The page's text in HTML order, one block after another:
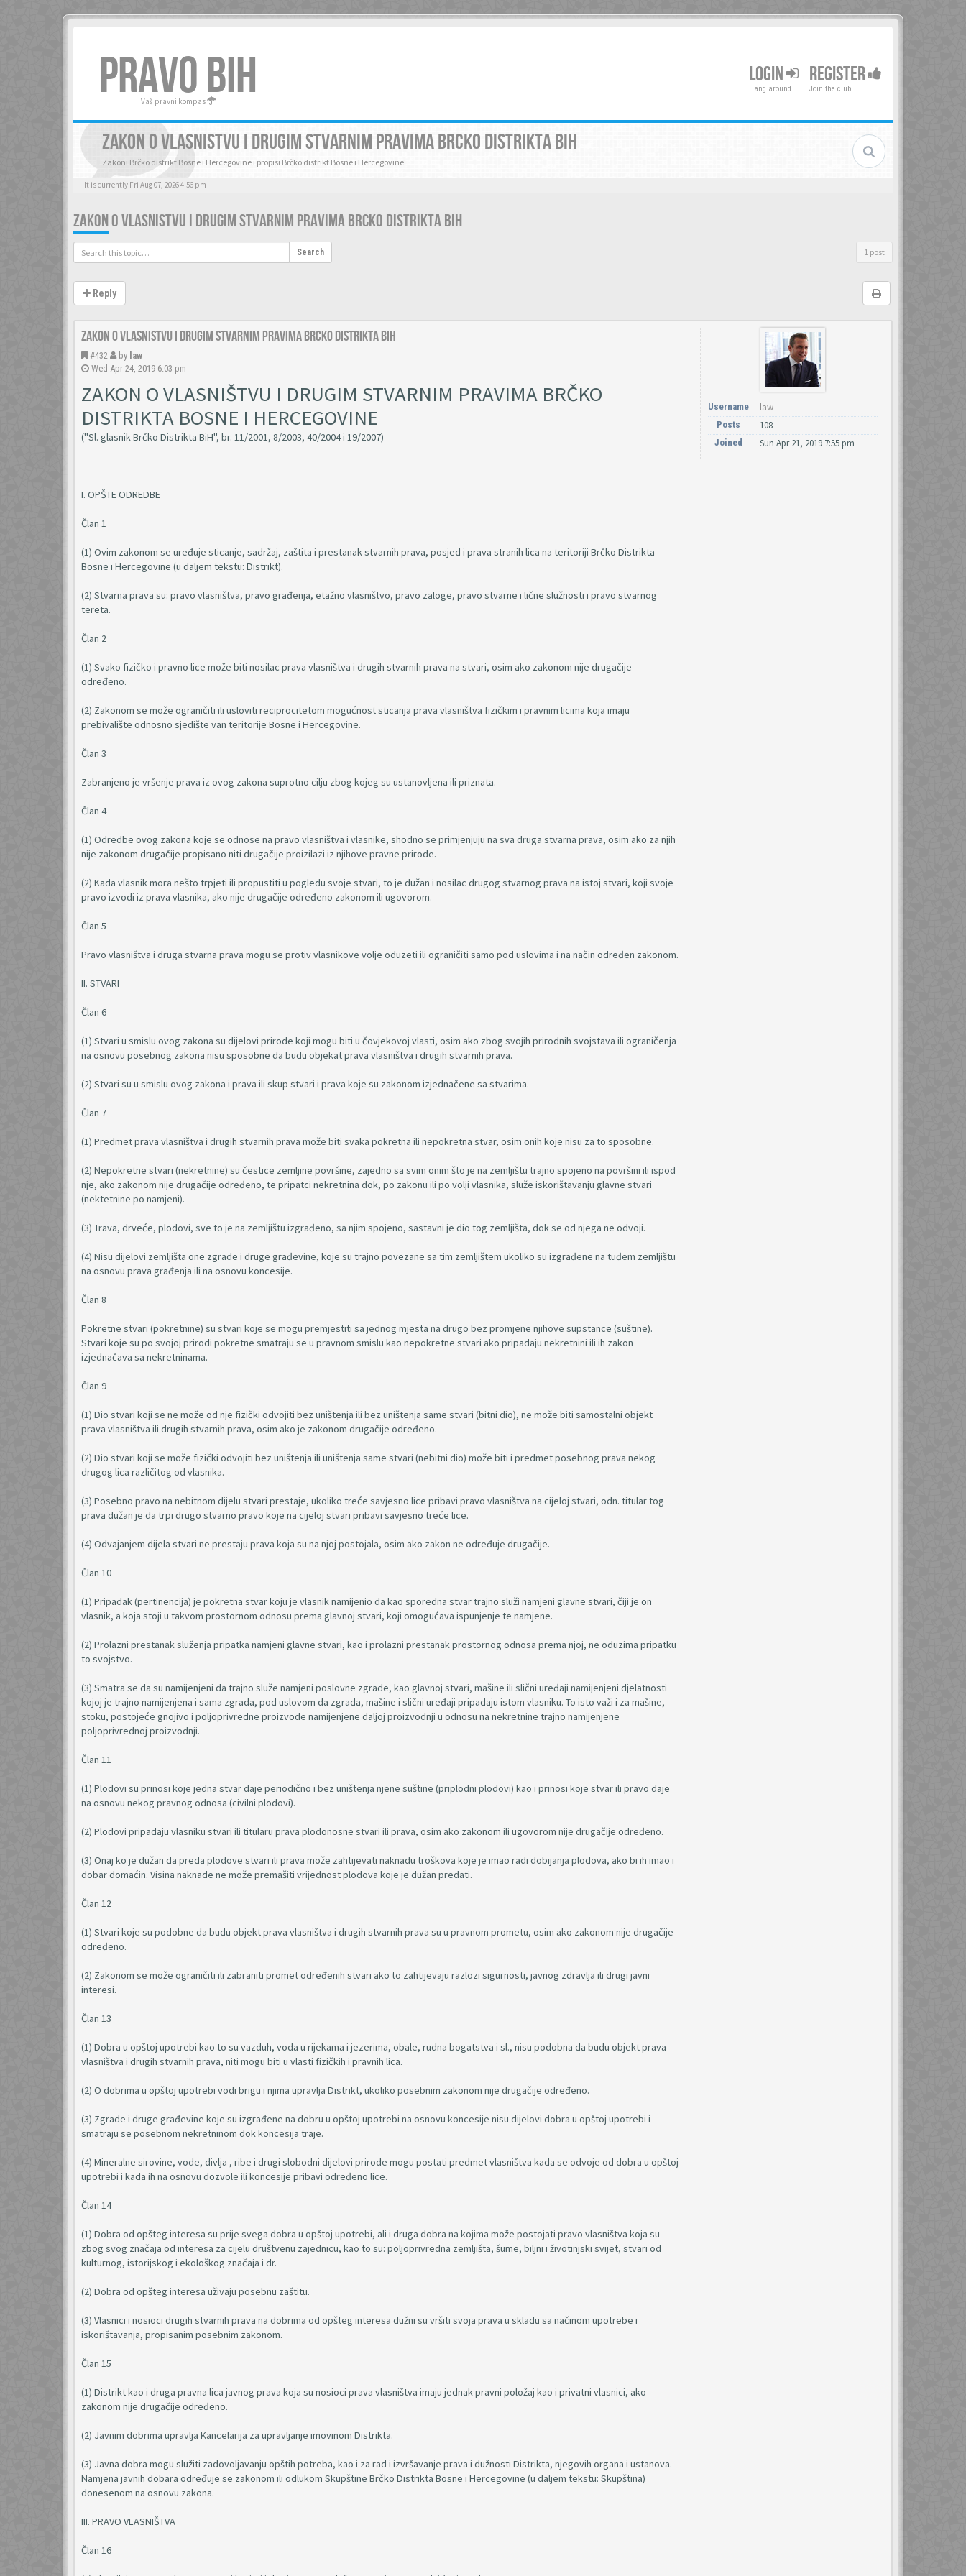
PRAVO BIH
Vaš pravni kompas
LOGIN
Hang around
REGISTER
Join the club
ZAKON O VLASNISTVU I DRUGIM STVARNIM PRAVIMA BRCKO DISTRIKTA BIH
Zakoni Brčko distrikt Bosne i Hercegovine i propisi Brčko distrikt Bosne i Hercegovine
It is currently Fri Aug 07, 2026 4:56 pm
ZAKON O VLASNISTVU I DRUGIM STVARNIM PRAVIMA BRCKO DISTRIKTA BIH
Search 1 post
Reply
Zakon o vlasnistvu i drugim stvarnim pravima Brcko distrikta BiH
#432 by law
Wed Apr 24, 2019 6:03 pm
ZAKON O VLASNIŠTVU I DRUGIM STVARNIM PRAVIMA BRČKO
DISTRIKTA BOSNE I HERCEGOVINE
("Sl. glasnik Brčko Distrikta BiH", br. 11/2001, 8/2003, 40/2004 i 19/2007)
I. OPŠTE ODREDBE
Član 1
(1) Ovim zakonom se uređuje sticanje, sadržaj, zaštita i prestanak stvarnih prava, posjed i prava stranih lica na teritoriji Brčko Distrikta
Bosne i Hercegovine (u daljem tekstu: Distrikt).
(2) Stvarna prava su: pravo vlasništva, pravo građenja, etažno vlasništvo, pravo zaloge, pravo stvarne i lične služnosti i pravo stvarnog
tereta.
Član 2
(1) Svako fizičko i pravno lice može biti nosilac prava vlasništva i drugih stvarnih prava na stvari, osim ako zakonom nije drugačije
određeno.
(2) Zakonom se može ograničiti ili usloviti reciprocitetom mogućnost sticanja prava vlasništva fizičkim i pravnim licima koja imaju
prebivalište odnosno sjedište van teritorije Bosne i Hercegovine.
Član 3
Zabranjeno je vršenje prava iz ovog zakona suprotno cilju zbog kojeg su ustanovljena ili priznata.
Član 4
(1) Odredbe ovog zakona koje se odnose na pravo vlasništva i vlasnike, shodno se primjenjuju na sva druga stvarna prava, osim ako za njih
nije zakonom drugačije propisano niti drugačije proizilazi iz njihove pravne prirode.
(2) Kada vlasnik mora nešto trpjeti ili propustiti u pogledu svoje stvari, to je dužan i nosilac drugog stvarnog prava na istoj stvari, koji svoje
pravo izvodi iz prava vlasnika, ako nije drugačije određeno zakonom ili ugovorom.
Član 5
Pravo vlasništva i druga stvarna prava mogu se protiv vlasnikove volje oduzeti ili ograničiti samo pod uslovima i na način određen zakonom.
II. STVARI
Član 6
(1) Stvari u smislu ovog zakona su dijelovi prirode koji mogu biti u čovjekovoj vlasti, osim ako zbog svojih prirodnih svojstava ili ograničenja
na osnovu posebnog zakona nisu sposobne da budu objekat prava vlasništva i drugih stvarnih prava.
(2) Stvari su u smislu ovog zakona i prava ili skup stvari i prava koje su zakonom izjednačene sa stvarima.
Član 7
(1) Predmet prava vlasništva i drugih stvarnih prava može biti svaka pokretna ili nepokretna stvar, osim onih koje nisu za to sposobne.
(2) Nepokretne stvari (nekretnine) su čestice zemljine površine, zajedno sa svim onim što je na zemljištu trajno spojeno na površini ili ispod
nje, ako zakonom nije drugačije određeno, te pripatci nekretnina dok, po zakonu ili po volji vlasnika, služe iskorištavanju glavne stvari
(nektetnine po namjeni).
(3) Trava, drveće, plodovi, sve to je na zemljištu izgrađeno, sa njim spojeno, sastavni je dio tog zemljišta, dok se od njega ne odvoji.
(4) Nisu dijelovi zemljišta one zgrade i druge građevine, koje su trajno povezane sa tim zemljištem ukoliko su izgrađene na tuđem zemljištu
na osnovu prava građenja ili na osnovu koncesije.
Član 8
Pokretne stvari (pokretnine) su stvari koje se mogu premjestiti sa jednog mjesta na drugo bez promjene njihove supstance (suštine).
Stvari koje su po svojoj prirodi pokretne smatraju se u pravnom smislu kao nepokretne stvari ako pripadaju nekretnini ili ih zakon
izjednačava sa nekretninama.
Član 9
(1) Dio stvari koji se ne može od nje fizički odvojiti bez uništenja ili bez uništenja same stvari (bitni dio), ne može biti samostalni objekt
prava vlasništva ili drugih stvarnih prava, osim ako je zakonom drugačije određeno.
(2) Dio stvari koji se može fizički odvojiti bez uništenja ili uništenja same stvari (nebitni dio) može biti i predmet posebnog prava nekog
drugog lica različitog od vlasnika.
(3) Posebno pravo na nebitnom dijelu stvari prestaje, ukoliko treće savjesno lice pribavi pravo vlasništva na cijeloj stvari, odn. titular tog
prava dužan je da trpi drugo stvarno pravo koje na cijeloj stvari pribavi savjesno treće lice.
(4) Odvajanjem dijela stvari ne prestaju prava koja su na njoj postojala, osim ako zakon ne određuje drugačije.
Član 10
(1) Pripadak (pertinencija) je pokretna stvar koju je vlasnik namijenio da kao sporedna stvar trajno služi namjeni glavne stvari, čiji je on
vlasnik, a koja stoji u takvom prostornom odnosu prema glavnoj stvari, koji omogućava ispunjenje te namjene.
(2) Prolazni prestanak služenja pripatka namjeni glavne stvari, kao i prolazni prestanak prostornog odnosa prema njoj, ne oduzima pripatku
to svojstvo.
(3) Smatra se da su namijenjeni da trajno služe namjeni poslovne zgrade, kao glavnoj stvari, mašine ili slični uređaji namijenjeni djelatnosti
kojoj je trajno namijenjena i sama zgrada, pod uslovom da zgrada, mašine i slični uređaji pripadaju istom vlasniku. To isto važi i za mašine,
stoku, postojeće gnojivo i poljoprivredne proizvode namijenjene daljoj proizvodnji u odnosu na nekretnine trajno namijenjene
poljoprivrednoj proizvodnji.
Član 11
(1) Plodovi su prinosi koje jedna stvar daje periodično i bez uništenja njene suštine (priplodni plodovi) kao i prinosi koje stvar ili pravo daje
na osnovu nekog pravnog odnosa (civilni plodovi).
(2) Plodovi pripadaju vlasniku stvari ili titularu prava plodonosne stvari ili prava, osim ako zakonom ili ugovorom nije drugačije određeno.
(3) Onaj ko je dužan da preda plodove stvari ili prava može zahtijevati naknadu troškova koje je imao radi dobijanja plodova, ako bi ih imao i
dobar domaćin. Visina naknade ne može premašiti vrijednost plodova koje je dužan predati.
Član 12
(1) Stvari koje su podobne da budu objekt prava vlasništva i drugih stvarnih prava su u pravnom prometu, osim ako zakonom nije drugačije
određeno.
(2) Zakonom se može ograničiti ili zabraniti promet određenih stvari ako to zahtijevaju razlozi sigurnosti, javnog zdravlja ili drugi javni
interesi.
Član 13
(1) Dobra u opštoj upotrebi kao to su vazduh, voda u rijekama i jezerima, obale, rudna bogatstva i sl., nisu podobna da budu objekt prava
vlasništva i drugih stvarnih prava, niti mogu biti u vlasti fizičkih i pravnih lica.
(2) O dobrima u opštoj upotrebi vodi brigu i njima upravlja Distrikt, ukoliko posebnim zakonom nije drugačije određeno.
(3) Zgrade i druge građevine koje su izgrađene na dobru u opštoj upotrebi na osnovu koncesije nisu dijelovi dobra u opštoj upotrebi i
smatraju se posebnom nekretninom dok koncesija traje.
(4) Mineralne sirovine, vode, divlja , ribe i drugi slobodni dijelovi prirode mogu postati predmet vlasništva kada se odvoje od dobra u opštoj
upotrebi i kada ih na osnovu dozvole ili koncesije pribavi određeno lice.
Član 14
(1) Dobra od opšteg interesa su prije svega dobra u opštoj upotrebi, ali i druga dobra na kojima može postojati pravo vlasništva koja su
zbog svog značaja od interesa za cijelu društvenu zajednicu, kao to su: poljoprivredna zemljišta, šume, biljni i životinjski svijet, stvari od
kulturnog, istorijskog i ekološkog značaja i dr.
(2) Dobra od opšteg interesa uživaju posebnu zaštitu.
(3) Vlasnici i nosioci drugih stvarnih prava na dobrima od opšteg interesa dužni su vršiti svoja prava u skladu sa načinom upotrebe i
iskorištavanja, propisanim posebnim zakonom.
Član 15
(1) Distrikt kao i druga pravna lica javnog prava koja su nosioci prava vlasništva imaju jednak pravni položaj kao i privatni vlasnici, ako
zakonom nije drugačije određeno.
(2) Javnim dobrima upravlja Kancelarija za upravljanje imovinom Distrikta.
(3) Javna dobra mogu služiti zadovoljavanju opštih potreba, kao i za rad i izvršavanje prava i dužnosti Distrikta, njegovih organa i ustanova.
Namjena javnih dobara određuje se zakonom ili odlukom Skupštine Brčko Distrikta Bosne i Hercegovine (u daljem tekstu: Skupština)
donesenom na osnovu zakona.
III. PRAVO VLASNIŠTVA
Član 16
Username law
Posts 108
Joined Sun Apr 21, 2019 7:55 pm